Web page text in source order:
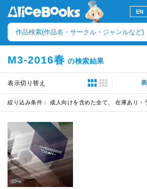
EN
M3-2016春 の検索結果
表示切り替え
絞り込み条件： 成人向けを含めた全て、 在庫あり・